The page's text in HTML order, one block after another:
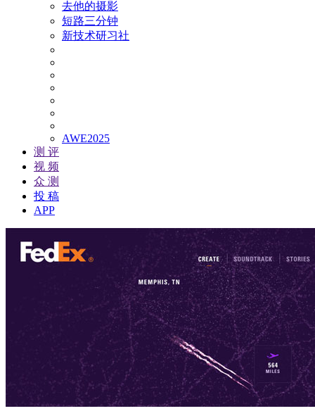
去他的摄影
短路三分钟
新技术研习社
AWE2025
测 评
视 频
众 测
投 稿
APP